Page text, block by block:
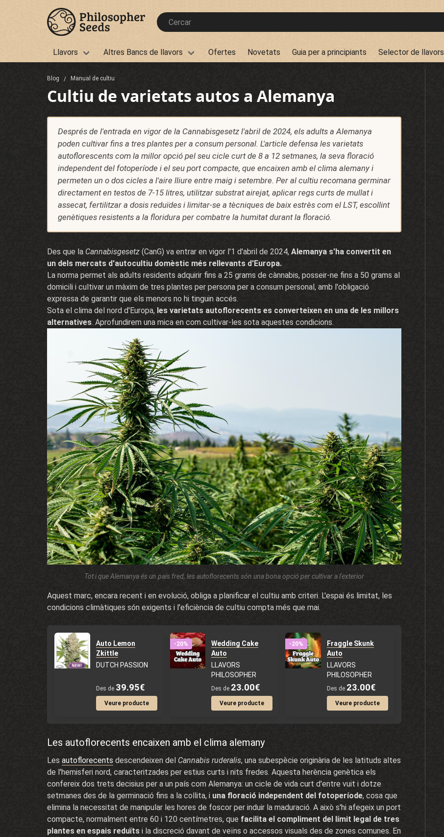
Llavors Altres Bancs de llavors Ofertes Novetats Guia per a principiants Selector de llavors
Blog Manual de cultiu
Cultiu de varietats autos a Alemanya
Després de l'entrada en vigor de la Cannabisgesetz l'abril de 2024, els adults a Alemanya
poden cultivar fins a tres plantes per a consum personal. L'article defensa les varietats
autoflorescents com la millor opció pel seu cicle curt de 8 a 12 setmanes, la seva floració
independent del fotoperíode i el seu port compacte, que encaixen amb el clima alemany i
permeten un o dos cicles a l'aire lliure entre maig i setembre. Per al cultiu recomana germinar
directament en testos de 7-15 litres, utilitzar substrat airejat, aplicar regs curts de mullat i
assecat, fertilitzar a dosis reduïdes i limitar-se a tècniques de baix estrès com el LST, escollint
genètiques resistents a la floridura per combatre la humitat durant la floració.
Des que la Cannabisgesetz (CanG) va entrar en vigor l'1 d'abril de 2024, Alemanya s'ha convertit en
un dels mercats d'autocultiu domèstic més rellevants d'Europa.
La norma permet als adults residents adquirir fins a 25 grams de cànnabis, posseir-ne fins a 50 grams al
domicili i cultivar un màxim de tres plantes per persona per a consum personal, amb l'obligació
expressa de garantir que els menors no hi tinguin accés.
Sota el clima del nord d'Europa, les varietats autoflorecents es converteixen en una de les millors
alternatives. Aprofundirem una mica en com cultivar-les sota aquestes condicions.
Tot i que Alemanya és un país fred, les autoflorecents són una bona opció per cultivar a l'exterior
Aquest marc, encara recent i en evolució, obliga a planificar el cultiu amb criteri. L'espai és limitat, les
condicions climàtiques són exigents i l'eficiència de cultiu compta més que mai.
Auto Lemon
Zkittle
DUTCH PASSION
Des de 39.95€
Veure producte
-20%
Wedding Cake
Auto
LLAVORS
PHILOSOPHER
Des de 23.00€
Veure producte
-20%
Fraggle Skunk
Auto
LLAVORS
PHILOSOPHER
Des de 23.00€
Veure producte
Les autoflorecents encaixen amb el clima alemany
Les autoflorecents descendeixen del Cannabis ruderalis, una subespècie originària de les latituds altes
de l'hemisferi nord, caracteritzades per estius curts i nits fredes. Aquesta herència genètica els
confereix dos trets decisius per a un país com Alemanya: un cicle de vida curt d'entre vuit i dotze
setmanes des de la germinació fins a la collita, i una floració independent del fotoperíode, cosa que
elimina la necessitat de manipular les hores de foscor per induir la maduració. A això s'hi afegeix un port
compacte, normalment entre 60 i 120 centímetres, que facilita el compliment del límit legal de tres
plantes en espais reduïts i la discreció davant de veïns o accessos visuals des de zones comunes. En